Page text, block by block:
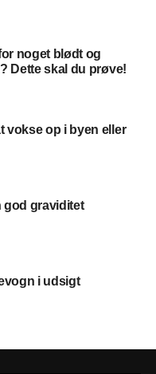
noget blødt og
Dette skal du prøve!
vokse op i byen eller
god graviditet
i udsigt